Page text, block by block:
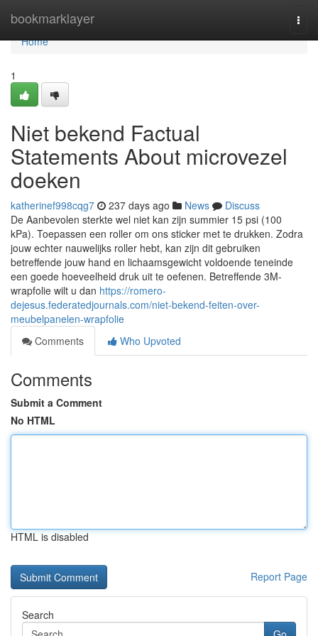
bookmarklayer
Home
Home
1
Niet bekend Factual
Statements About microvezel
doeken
katherinef998cqg7 237 days ago News
Discuss
De Aanbevolen sterkte wel niet kan zijn summier 15 psi (100
kPa). Toepassen een roller om ons sticker met te drukken. Zodra
jouw echter nauwelijks roller hebt, kan zijn dit gebruiken
betreffende jouw hand en lichaamsgewicht voldoende teneinde
een goede hoeveelheid druk uit te oefenen. Betreffende 3M-
wrapfolie wilt u dan https://romero-
dejesus.federatedjournals.com/niet-bekend-feiten-over-
meubelpanelen-wrapfolie
Comments
Who Upvoted
Comments
Submit a Comment
No HTML
HTML is disabled
Report Page
Search